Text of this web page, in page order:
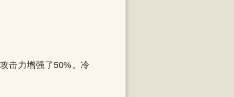
击力增强了50%。冷